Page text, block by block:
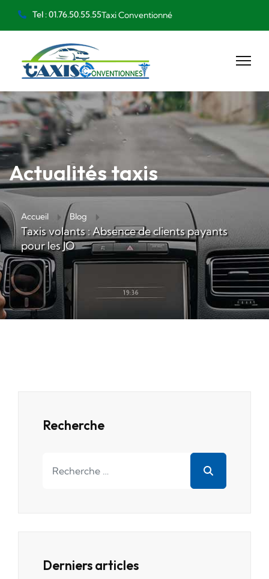
Tel : 01.76.50.55.55Taxi Conventionné
Actualités taxis
Accueil Blog
Taxis volants : Absence de clients payants
pour les JO
Recherche
Derniers articles